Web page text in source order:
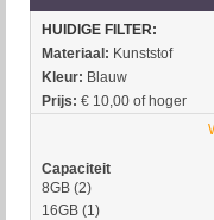
HUIDIGE FILTER:
Materiaal: Kunststof
Kleur: Blauw
Prijs: € 10,00 of hoger
Capaciteit
8GB (2)
16GB (1)